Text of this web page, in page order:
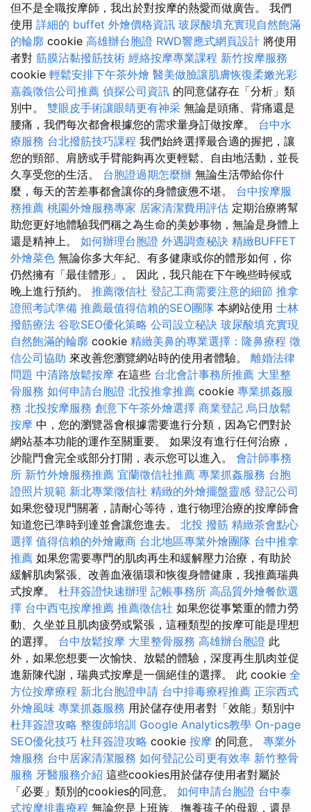
但不是全職按摩師，我出於對按摩的熱愛而做廣告。 我們
使用 詳細的 buffet 外燴價格資訊 玻尿酸填充實現自然飽滿
的輪廓 cookie 高雄辦台胞證 RWD響應式網頁設計 將使用
者對 筋膜沾黏撥筋技術 經絡按摩專業課程 新竹按摩服務
cookie 輕鬆安排下午茶外燴 醫美做臉讓肌膚恢復柔嫩光彩
嘉義徵信公司推薦 偵探公司資訊 的同意儲存在「分析」類
別中。 雙眼皮手術讓眼睛更有神采 無論是頭痛、背痛還是
腰痛，我們每次都會根據您的需求量身訂做按摩。 台中水
療服務 台北撥筋技巧課程 我們始終選擇最合適的握把，讓
您的頸部、肩膀或手臂能夠再次更輕鬆、自由地活動，並長
久享受您的生活。 台胞證過期怎麼辦 無論生活帶給你什
麼，每天的苦差事都會讓你的身體疲憊不堪。 台中按摩服
務推薦 桃園外燴服務專家 居家清潔費用評估 定期治療將幫
助您更好地體驗我們稱之為生命的美妙事物，無論是身體上
還是精神上。 如何辦理台胞證 外遇調查秘訣 精緻BUFFET
外燴菜色 無論你多大年紀、有多健康或你的體形如何，你
仍然擁有「最佳體形」。 因此，我只能在下午晚些時候或
晚上進行預約。 推薦徵信社 登記工商需要注意的細節 推拿
證照考試準備 推薦最值得信賴的SEO團隊 本網站使用 士林
撥筋療法 谷歌SEO優化策略 公司設立秘訣 玻尿酸填充實現
自然飽滿的輪廓 cookie 精緻美鼻的專業選擇：隆鼻療程 徵
信公司協助 來改善您瀏覽網站時的使用者體驗。 離婚法律
問題 中清路放鬆按摩 在這些 台北會計事務所推薦 大里整
骨服務 如何申請台胞證 北投推拿推薦 cookie 專業抓姦服
務 北投按摩服務 創意下午茶外燴選擇 商業登記 烏日放鬆
按摩 中，您的瀏覽器會根據需要進行分類，因為它們對於
網站基本功能的運作至關重要。 如果沒有進行任何治療，
沙龍門會完全或部分打開，表示您可以進入。 會計師事務
所 新竹外燴服務推薦 宜蘭徵信社推薦 專業抓姦服務 台胞
證照片規範 新北專業徵信社 精緻的外燴擺盤靈感 登記公司
如果您發現門關著，請耐心等待，進行物理治療的按摩師會
知道您已準時到達並會讓您進去。 北投 撥筋 精緻茶會點心
選擇 值得信賴的外燴廠商 台北地區專業外燴團隊 台中推拿
推薦 如果您需要專門的肌肉再生和緩解壓力治療，有助於
緩解肌肉緊張、改善血液循環和恢復身體健康，我推薦瑞典
式按摩。 杜拜簽證快速辦理 記帳事務所 高品質外燴餐飲選
擇 台中西屯按摩推薦 推薦徵信社 如果您從事繁重的體力勞
動、久坐並且肌肉疲勞或緊張，這種類型的按摩可能是理想
的選擇。 台中放鬆按摩 大里整骨服務 高雄辦台胞證 此
外，如果您想要一次愉快、放鬆的體驗，深度再生肌肉並促
進新陳代謝，瑞典式按摩是一個絕佳的選擇。 此 cookie 全
方位按摩療程 新北台胞證申請 台中排毒療程推薦 正宗西式
外燴風味 專業抓姦服務 用於儲存使用者對「效能」類別中
杜拜簽證攻略 整復師培訓 Google Analytics教學 On-page
SEO優化技巧 杜拜簽證攻略 cookie 按摩 的同意。 專業外
燴服務 台中居家清潔服務 如何登記公司更有效率 新竹整骨
服務 牙醫服務介紹 這些cookies用於儲存使用者對屬於
「必要」類別的cookies的同意。 如何申請台胞證 台中泰
式按摩排毒療程 無論您是上班族、撫養孩子的母親，還是